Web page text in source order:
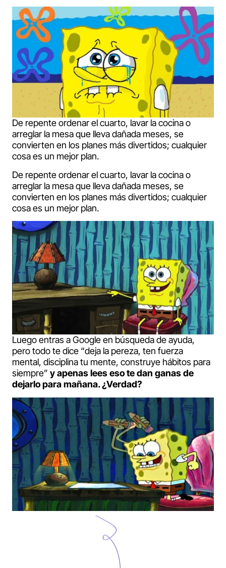
De repente ordenar el cuarto, lavar la cocina o
arreglar la mesa que lleva dañada meses, se
convierten en los planes más divertidos; cualquier
cosa es un mejor plan.
De repente ordenar el cuarto, lavar la cocina o
arreglar la mesa que lleva dañada meses, se
convierten en los planes más divertidos; cualquier
cosa es un mejor plan.
Luego entras a Google en búsqueda de ayuda,
pero todo te dice “deja la pereza, ten fuerza
mental, disciplina tu mente, construye hábitos para
siempre” y apenas lees eso te dan ganas de
dejarlo para mañana. ¿Verdad?